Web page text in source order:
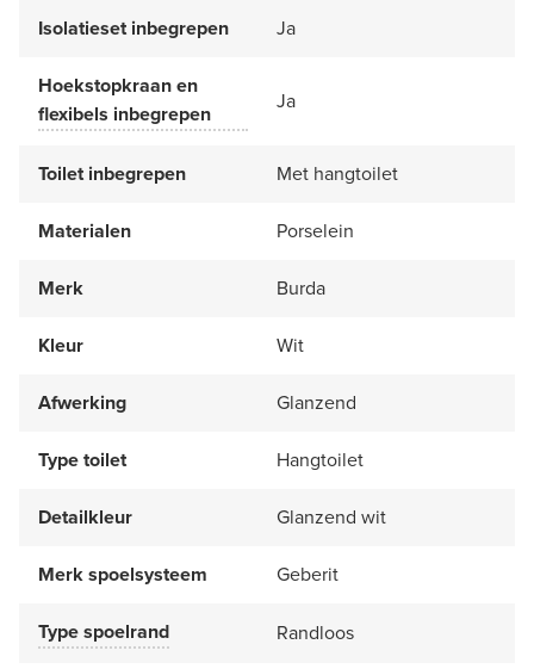
Isolatieset inbegrepen Ja
Hoekstopkraan en
flexibels inbegrepen
Ja
Toilet inbegrepen Met hangtoilet
Materialen Porselein
Merk Burda
Kleur Wit
Afwerking Glanzend
Type toilet Hangtoilet
Detailkleur Glanzend wit
Merk spoelsysteem Geberit
Type spoelrand Randloos